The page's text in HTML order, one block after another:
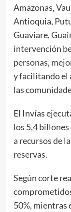
Amazonas,
Antioquia,
Guaviare,
intervención
personas,
y facilitando el
las
El Invías
los 5,4
a recursos de
reservas.
Según corte
50%, mientras